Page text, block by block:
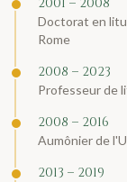
Doctorat en
Rome
2008 – 2023
Professeur de
2008 – 2016
Aumônier de
2013 – 2019